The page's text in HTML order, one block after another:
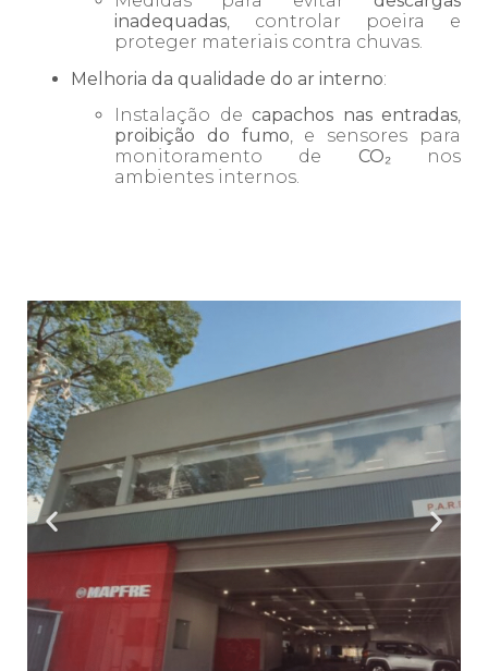
inadequadas, controlar poeira e
proteger materiais contra chuvas.
Melhoria da qualidade do ar interno:
Instalação de capachos nas entradas,
proibição do fumo, e sensores para
monitoramento de CO₂nos
ambientes internos.